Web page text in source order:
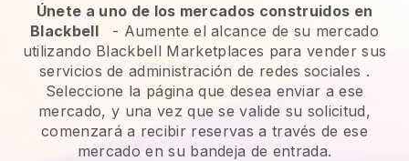
Únete a uno de los mercados construidos en
Blackbell
- Aumente el alcance de su mercado
utilizando Blackbell Marketplaces para vender sus
servicios de administración de redes sociales .
Seleccione la página que desea enviar a ese
mercado, y una vez que se valide su solicitud,
comenzará a recibir reservas a través de ese
mercado en su bandeja de entrada.